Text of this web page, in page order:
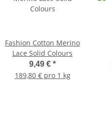
Fashion Cotton Merino
Lace Solid Colours
9,49 € *
189,80 € pro 1 kg